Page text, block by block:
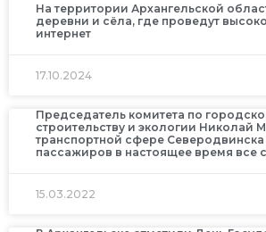
На территории Архангельской
деревни и сёла, где проведут
интернет
17.10.2024
Председатель комитета по
строительству и экологии Николай
транспортной сфере
пассажиров в настоящее время все
15.03.2022